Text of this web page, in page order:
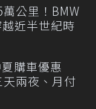
公里！BMW
近半世紀時
夏購車優惠
兩夜、月付